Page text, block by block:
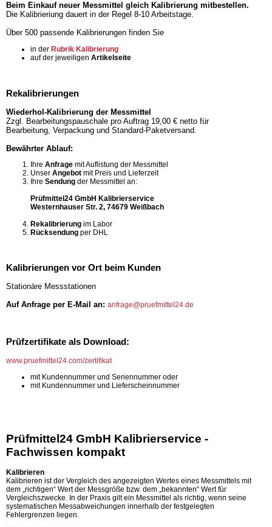
Beim Einkauf neuer Messmittel gleich Kalibrierung mitbestellen.
Die Kalibrieriung dauert in der Regel 8-10 Arbeitstage.
Über 500 passende Kalibrierungen finden Sie
in der Rubrik Kalibrierung
auf der jeweiligen Artikelseite
Rekalibrierungen
Wiederhol-Kalibrierung der Messmittel
Zzgl. Bearbeitungspauschale pro Auftrag 19,00 € netto für
Bearbeitung, Verpackung und Standard-Paketversand.
Bewährter Ablauf:
Ihre Anfrage mit Auflistung der Messmittel
Unser Angebot mit Preis und Lieferzeit
Ihre Sendung der Messmittel an:
Prüfmittel24 GmbH Kalibrierservice
Westernhauser Str. 2, 74679 Weißbach
Rekalibrierung im Labor
Rücksendung per DHL
Kalibrierungen vor Ort beim Kunden
Stationäre Messstationen
Auf Anfrage per E-Mail an: anfrage@pruefmittel24.de
Prüfzertifikate als Download:
www.pruefmittel24.com/zertifikat
mit Kundennummer und Seriennummer oder
mit Kundennummer und Lieferscheinnummer
Prüfmittel24 GmbH Kalibrierservice -
Fachwissen kompakt
Kalibrieren
Kalibrieren ist der Vergleich des angezeigten Wertes eines Messmittels mit
dem „richtigen“ Wert der Messgröße bzw. dem „bekannten“ Wert für
Vergleichszwecke. In der Praxis gilt ein Messmittel als richtig, wenn seine
systematischen Messabweichungen innerhalb der festgelegten
Fehlergrenzen liegen.